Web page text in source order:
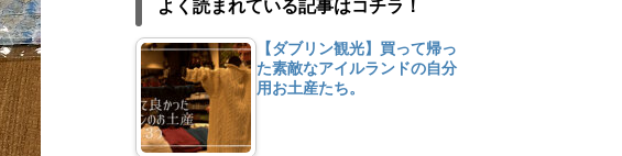
よく読まれている記事はコチラ！
【ダブリン観光】買って帰っ
た素敵なアイルランドの自分
用お土産たち。